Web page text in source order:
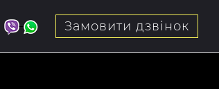
Замовити дзвінок